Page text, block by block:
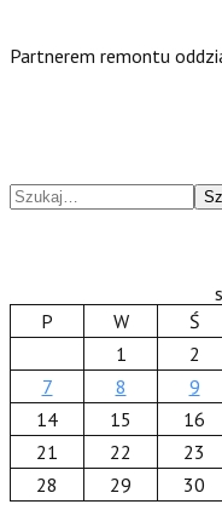
Partnerem remontu
P
W Ś
1
2
7
8 9
14
15 16
21
22 23
28
29 30